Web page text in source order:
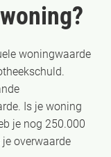
woningwaarde
Is je woning
je nog 250.000
overwaarde